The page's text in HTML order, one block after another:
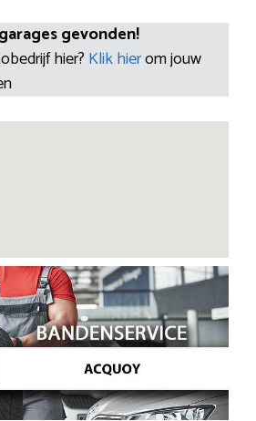
gevonden!
hier? Klik hierom jouw